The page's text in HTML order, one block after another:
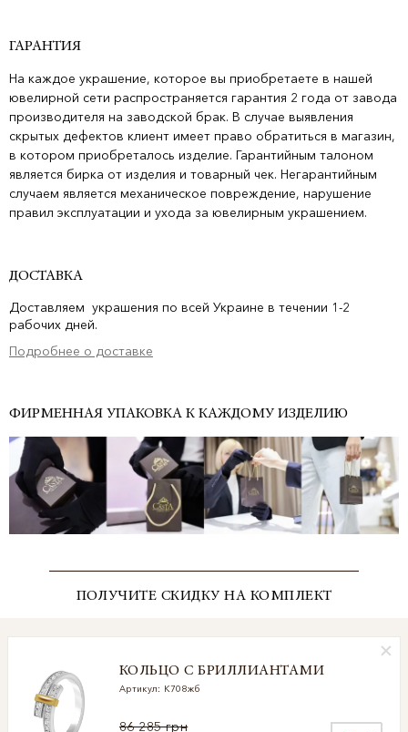
ГАРАНТИЯ
На каждое украшение, которое вы приобретаете в нашей
ювелирной сети распространяется гарантия 2 года от завода
производителя на заводской брак. В случае выявления
скрытых дефектов клиент имеет право обратиться в магазин,
в котором приобреталось изделие. Гарантийным талоном
является бирка от изделия и товарный чек. Негарантийным
случаем является механическое повреждение, нарушение
правил эксплуатации и ухода за ювелирным украшением.
ДОСТАВКА
Доставляем украшения по всей Украине в течении 1-2
рабочих дней.
Подробнее о доставке
ФИРМЕННАЯ УПАКОВКА К КАЖДОМУ ИЗДЕЛИЮ
ПОЛУЧИТЕ СКИДКУ НА КОМПЛЕКТ
КОЛЬЦО С БРИЛЛИАНТАМИ
Артикул: К708жб
86 285 грн